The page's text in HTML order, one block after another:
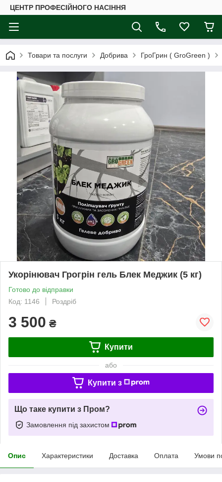
ЦЕНТР ПРОФЕСІЙНОГО НАСІННЯ
Товари та послуги Добрива ГроГрин ( GroGreen )
Укорінювач Грогрін гель Блек Меджик (5 кг)
Готово до відправки
Код: 1146
Роздріб
3 500 ₴
Купити
або
Купити з
Що таке купити з Пром?
Замовлення під захистом
Опис Характеристики Доставка Оплата Умови